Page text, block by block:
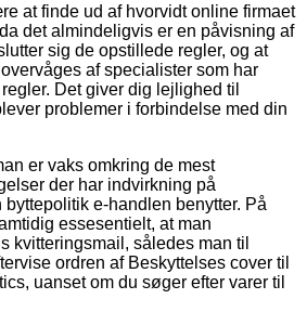
at finde ud af hvorvidt online firmaet
det almindeligvis er en påvisning af
sig de opstillede regler, og at
af specialister som har
Det giver dig lejlighed til
problemer i forbindelse med din
er vaks omkring de mest
der har indvirkning på
e-handlen benytter. På
essesentielt, at man
kvitteringsmail, således man til
ordren af Beskyttelses cover til
uanset om du søger efter varer til